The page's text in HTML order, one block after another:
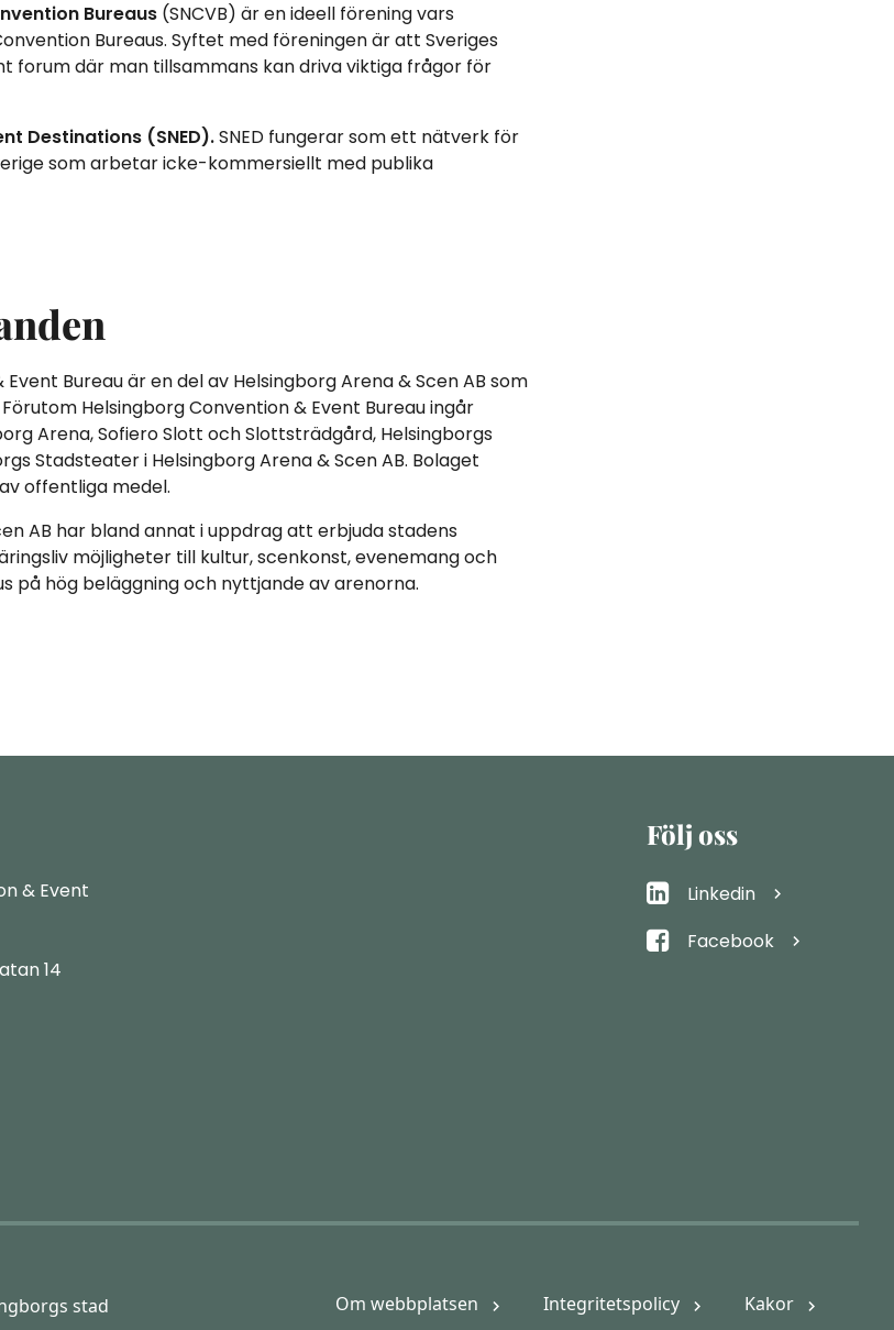
Bureaus (SNCVB) är en ideell förening vars
Bureaus. Syftet med föreningen är att Sveriges
forum där man tillsammans kan driva viktiga frågor för
Destinations (SNED).SNED fungerar som ett nätverk för
som arbetar icke-kommersiellt med publika
Bureau är en del av Helsingborg Arena & Scen AB som
Helsingborg Convention & Event Bureau ingår
Arena, Sofiero Slott och Slottsträdgård, Helsingborgs
Stadsteater i Helsingborg Arena & Scen AB. Bolaget
offentliga medel.
AB har bland annat i uppdrag att erbjuda stadens
möjligheter till kultur, scenkonst, evenemang och
på hög beläggning och nyttjande av arenorna.
& Event
14
Följ oss
Linkedin
Facebook
stad Om webbplatsen Integritetspolicy Kakor